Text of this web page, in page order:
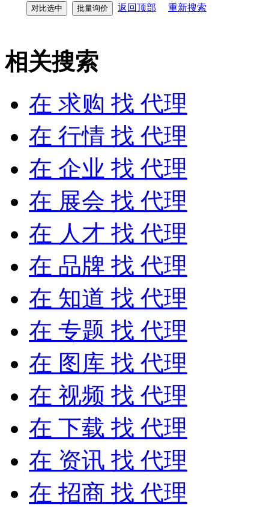
返回顶部 重新搜索
相关搜索
在 求购 找 代理
在 行情 找 代理
在 企业 找 代理
在 展会 找 代理
在 人才 找 代理
在 品牌 找 代理
在 知道 找 代理
在 专题 找 代理
在 图库 找 代理
在 视频 找 代理
在 下载 找 代理
在 资讯 找 代理
在 招商 找 代理